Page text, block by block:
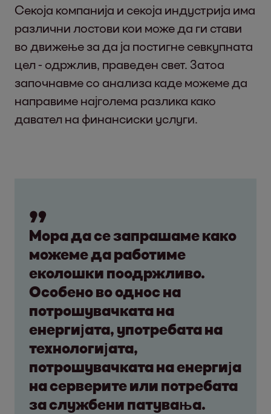
Секоја компанија и секоја индустрија има
различни лостови кои може да ги стави
во движење за да ја постигне севкупната
цел - одржлив, праведен свет. Затоа
започнавме со анализа каде можеме да
направиме најголема разлика како
давател на финансиски услуги.
Мора да се запрашаме како
можеме да работиме
еколошки поодржливо.
Особено во однос на
потрошувачката на
енергијата, употребата на
технологијата,
потрошувачката на енергија
на серверите или потребата
за службени патувања.